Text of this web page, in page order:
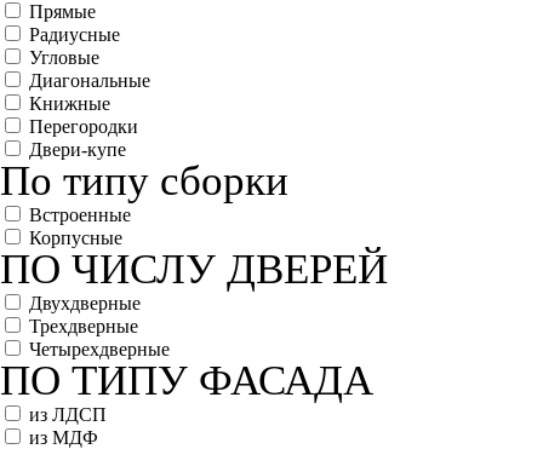
Прямые
Радиусные
Угловые
Диагональные
Книжные
Перегородки
Двери-купе
По типу сборки
Встроенные
Корпусные
ПО ЧИСЛУ ДВЕРЕЙ
Двухдверные
Трехдверные
Четырехдверные
ПО ТИПУ ФАСАДА
из ЛДСП
из МДФ